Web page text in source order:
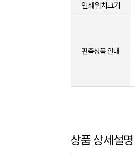
인쇄위치크기
판촉상품 안내
상품 상세설명